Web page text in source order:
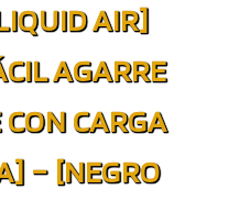
AIR]
AGARRE
CARGA
– [NEGRO